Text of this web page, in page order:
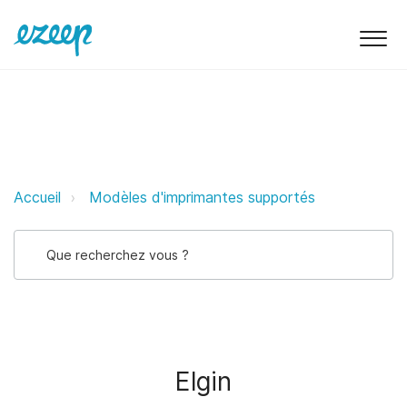
Elgin ezeep Support Support
Accueil Modèles d'imprimantes supportés
Elgin